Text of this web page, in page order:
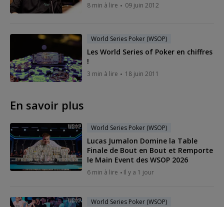
8 min à lire 09 juin 2012
World Series Poker (WSOP)
Les World Series of Poker en chiffres
!
3 min à lire 18 juin 2011
En savoir plus
World Series Poker (WSOP)
Lucas Jumalon Domine la Table
Finale de Bout en Bout et Remporte
le Main Event des WSOP 2026
6 min à lire Il y a 1 jour
World Series Poker (WSOP)